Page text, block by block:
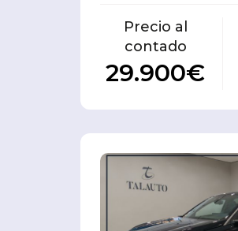
Precio al
contado
29.900€